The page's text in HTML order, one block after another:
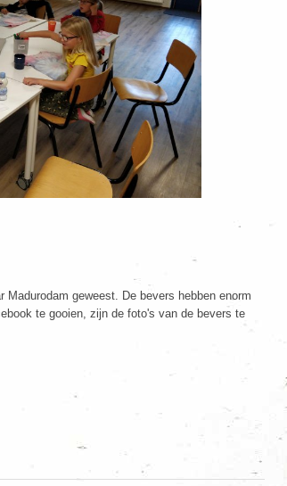
geweest. De bevers hebben enorm
te gooien, zijn de foto's van de bevers te